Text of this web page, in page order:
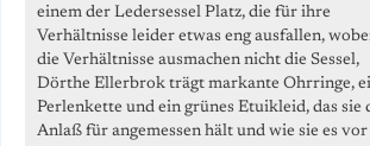
einem der Ledersessel Platz, die für ihre
Verhältnisse leider etwas eng ausfallen,
die Verhältnisse ausmachen nicht die Sessel,
Dörthe Ellerbrok trägt markante Ohrringe,
Perlenkette und ein grünes Etuikleid, das sie
Anlaß für angemessen hält und wie sie es vor